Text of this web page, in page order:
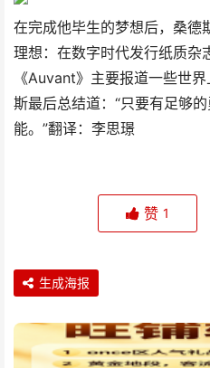
在完成他毕生的梦想后，桑德
理想：在数字时代发行纸质杂
《Auvant》主要报道一些世
斯最后总结道：“只要有足够
能。”翻译：李思璟
赞 1
生成海报